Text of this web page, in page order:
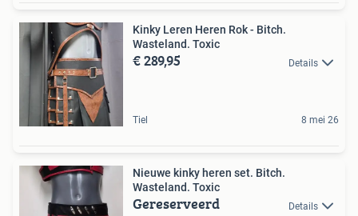
Kinky Leren Heren Rok - Bitch.
Wasteland. Toxic
€ 289,95 Details
Tiel 8 mei 26
Nieuwe kinky heren set. Bitch.
Wasteland. Toxic
Gereserveerd Details